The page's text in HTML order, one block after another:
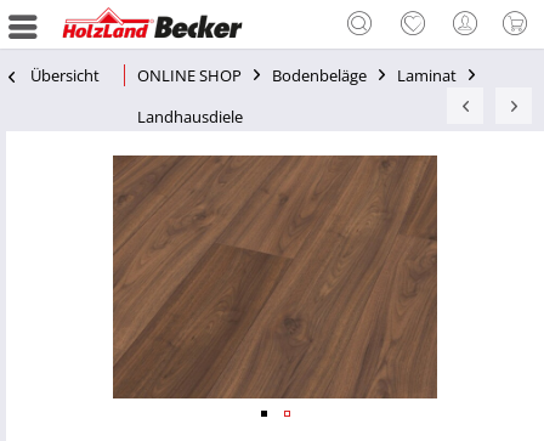
Übersicht ONLINE SHOP Bodenbeläge
Laminat
Landhausdiele